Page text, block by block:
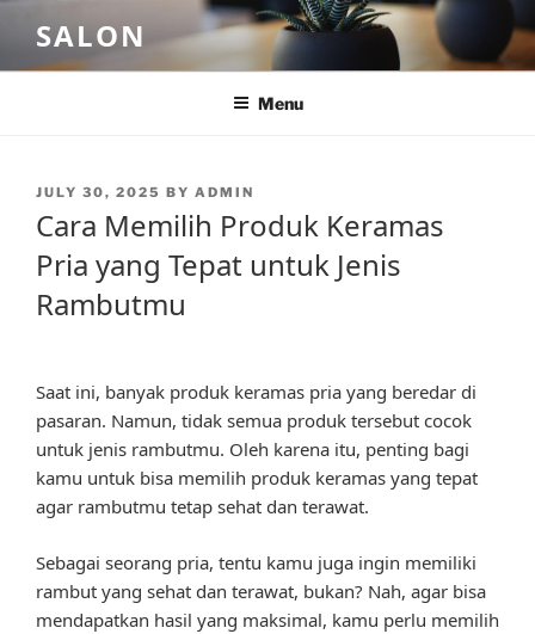
content
SALON
Menu
POSTED
JULY 30, 2025 BY ADMIN
Cara Memilih Produk Keramas
Pria yang Tepat untuk Jenis
Rambutmu
Saat ini, banyak produk keramas pria yang beredar di
pasaran. Namun, tidak semua produk tersebut cocok
untuk jenis rambutmu. Oleh karena itu, penting bagi
kamu untuk bisa memilih produk keramas yang tepat
agar rambutmu tetap sehat dan terawat.
Sebagai seorang pria, tentu kamu juga ingin memiliki
rambut yang sehat dan terawat, bukan? Nah, agar bisa
mendapatkan hasil yang maksimal, kamu perlu memilih